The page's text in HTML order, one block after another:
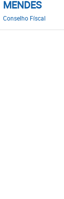
MENDES
Conselho Físcal